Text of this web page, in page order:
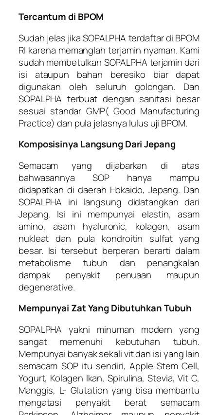
Tercantum di BPOM
Sudah jelas jika SOPALPHA terdaftar di BPOM
RI karena memanglah terjamin nyaman. Kami
sudah membetulkan SOPALPHA terjamin dari
isi ataupun bahan beresiko biar dapat
digunakan oleh seluruh golongan. Dan
SOPALPHA terbuat dengan sanitasi besar
sesuai standar GMP( Good Manufacturing
Practice) dan pula jelasnya lulus uji BPOM.
Komposisinya Langsung Dari Jepang
Semacam yang dijabarkan di atas
bahwasannya SOP hanya mampu
didapatkan di daerah Hokaido, Jepang. Dan
SOPALPHA ini langsung didatangkan dari
Jepang. Isi ini mempunyai elastin, asam
amino, asam hyaluronic, kolagen, asam
nukleat dan pula kondroitin sulfat yang
besar. Isi tersebut berperan berarti dalam
metabolisme tubuh dan penangkalan
dampak penyakit penuaan maupun
degenerative.
Mempunyai Zat Yang Dibutuhkan Tubuh
SOPALPHA yakni minuman modern yang
sangat memenuhi kebutuhan tubuh.
Mempunyai banyak sekali vit dan isi yang lain
semacam SOP itu sendiri, Apple Stem Cell,
Yogurt, Kolagen Ikan, Spirulina, Stevia, Vit C,
Manggis, L- Glutation yang bisa membantu
mengatasi penyakit berat semacam